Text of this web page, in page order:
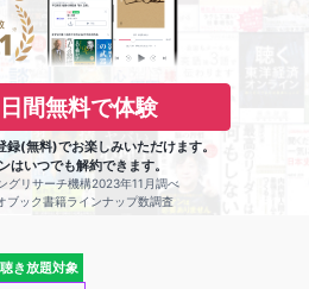
間無料で体験
(無料)でお楽しみいただけます。
はいつでも解約できます。
グリサーチ機構2023年11月調べ
ブック書籍ラインナップ数調査
聴き放題対象